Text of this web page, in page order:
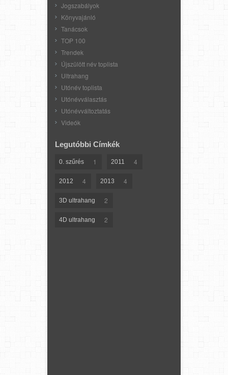
Jogszabályok
Könyvajánló
Tanácsok
TOP 100
Trendek
Újszülött név toplista
Ultrahang
Utónév toplista
Utónévválasztás
Utónévváltoztatás
Videók
Legutóbbi Címkék
0. szűrés 1 2011 4
2012 4 2013 4
3D ultrahang 2
4D ultrahang 2